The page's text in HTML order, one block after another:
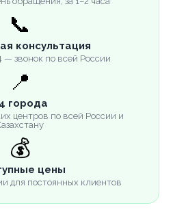
📞
консультация
— звонок по всей России
📍
города
центров по всей России и
💰
цены
для постоянных клиентов